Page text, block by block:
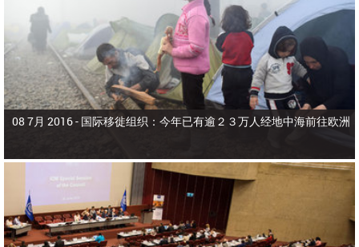
08 7月 2016 - 国际移徙组织：今年已有逾２３万人经地中海前往欧洲